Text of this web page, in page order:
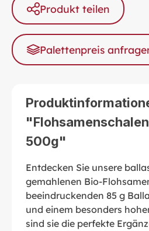
Produkt teilen
Palettenpreis
500g"
Entdecken Sie unsere
gemahlenen Bio-
beeindruckenden 85 g
und einem besonders
sind sie die perfekte